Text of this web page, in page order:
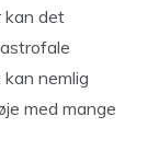
kan det
nemlig
med mange